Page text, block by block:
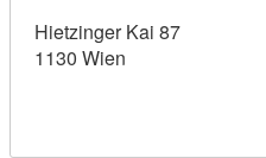
Hietzinger Kai 87
1130 Wien